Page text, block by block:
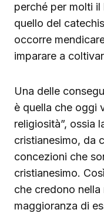
perché per molti
quello del
occorre
imparare a
Una delle
è quella che oggi
religiosità”, ossia
cristianesimo, da
concezioni che
cristianesimo.
che credono
maggioranza di